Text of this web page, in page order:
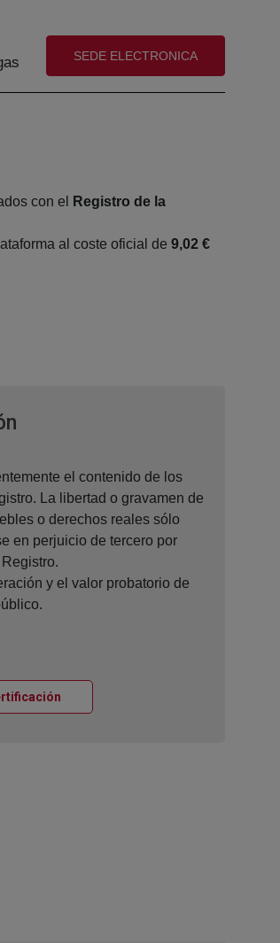
(abre en nueva ventana)
SEDE ELECTRONICA
con el
Registro de la
al coste oficial de 9,02 €
el contenido de los
La libertad o gravamen de
o derechos reales sólo
en perjuicio de tercero por
y el valor probatorio de